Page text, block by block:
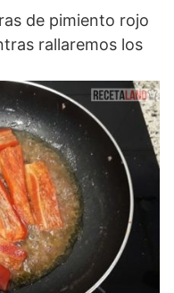
de pimiento rojo
rallaremos los